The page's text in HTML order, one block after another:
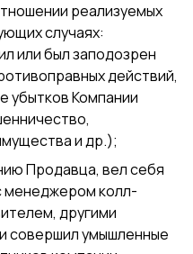
реализуемых
случаях:
или был заподозрен
действий,
убытков Компании
и др.);
Продавца, вел себя
менеджером колл-
другими
совершил умышленные